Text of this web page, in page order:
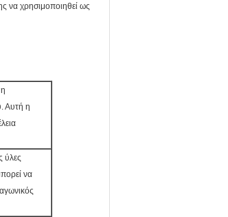
να χρησιμοποιηθεί ως
Αυτή η
ύλες
να